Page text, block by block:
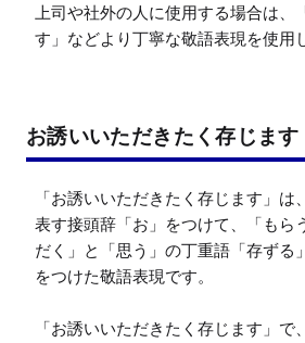
上司や社外の人に使用する場合は、
す」などより丁寧な敬語表現を使用
お誘いいただきたく存じます
「お誘いいただきたく存じます」は
表す接頭辞「お」をつけて、「もら
だく」と「思う」の丁重語「存ずる
をつけた敬語表現です。
「お誘いいただきたく存じます」で